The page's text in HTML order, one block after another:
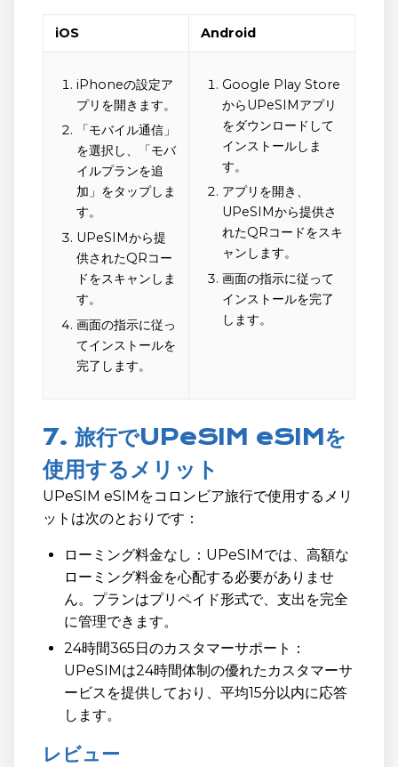
iOS Android
iPhoneの設定ア
プリを開きます。
「モバイル通信」
を選択し、「モバ
イルプランを追
加」をタップしま
す。
UPeSIMから提
供されたQRコー
ドをスキャンしま
す。
画面の指示に従っ
てインストールを
完了します。
Google Play Store
からUPeSIMアプリ
をダウンロードして
インストールしま
す。
アプリを開き、
UPeSIMから提供さ
れたQRコードをスキ
ャンします。
画面の指示に従って
インストールを完了
します。
7. 旅行でUPeSIM eSIMを
使用するメリット
UPeSIM eSIMをコロンビア旅行で使用するメリ
ットは次のとおりです：
ローミング料金なし：UPeSIMでは、高額な
ローミング料金を心配する必要がありませ
ん。プランはプリペイド形式で、支出を完全
に管理できます。
24時間365日のカスタマーサポート：
UPeSIMは24時間体制の優れたカスタマーサ
ービスを提供しており、平均15分以内に応答
します。
レビュー